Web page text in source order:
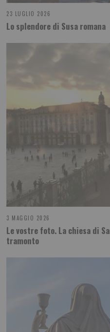
23 LUGLIO 2026
Lo splendore di Susa romana
3 MAGGIO 2026
Le vostre foto. La chiesa di
tramonto